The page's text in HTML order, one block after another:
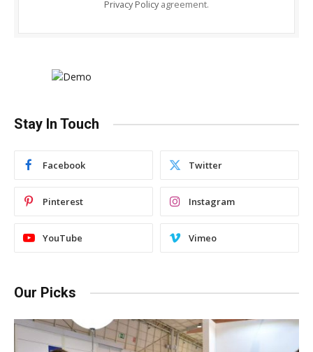
Privacy Policy agreement.
Stay In Touch
Facebook Twitter
Pinterest Instagram
YouTube Vimeo
Our Picks